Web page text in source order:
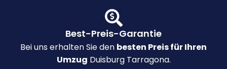
Best-Preis-Garantie
Bei uns erhalten Sie den besten Preis für Ihren
Umzug Duisburg Tarragona.